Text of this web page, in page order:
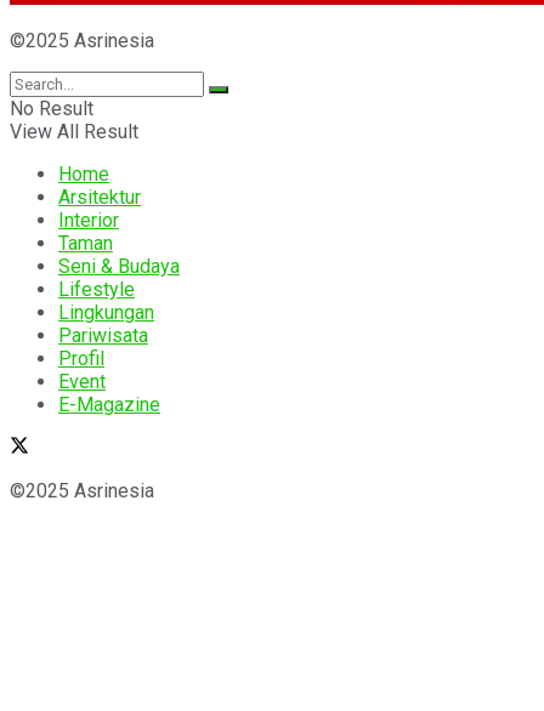
©2025 Asrinesia
No Result
View All Result
Home
Arsitektur
Interior
Taman
Seni & Budaya
Lifestyle
Lingkungan
Pariwisata
Profil
Event
E-Magazine
©2025 Asrinesia